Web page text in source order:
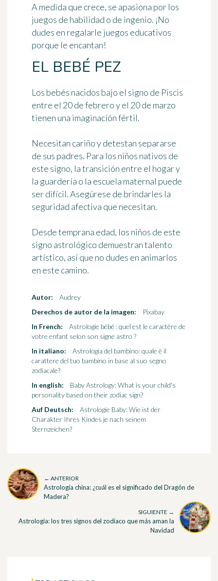
A medida que crece, se apasiona por los
juegos de habilidad o de ingenio. ¡No
dudes en regalarle juegos educativos
porque le encantan!
EL BEBÉ PEZ
Los bebés nacidos bajo el signo de Piscis
entre el 20 de febrero y el 20 de marzo
tienen una imaginación fértil.
Necesitan cariño y detestan separarse
de sus padres. Para los niños nativos de
este signo, la transición entre el hogar y
la guardería o la escuela maternal puede
ser difícil. Asegúrese de brindarles la
seguridad afectiva que necesitan.
Desde temprana edad, los niños de este
signo astrológico demuestran talento
artístico, así que no dudes en animarlos
en este camino.
Autor:
Audrey
Derechos de autor de la imagen:
Pixabay
In French:
Astrologie bébé : quel est le caractère de
votre enfant selon son signe astro ?
In italiano:
Astrologia del bambino: quale è il
carattere del tuo bambino in base al suo segno
zodiacale?
In english:
Baby Astrology: What is your child's
personality based on their zodiac sign?
Auf Deutsch:
Astrologie Baby: Wie ist der
Charakter Ihres Kindes je nach seinem
Sternzeichen?
← ANTERIOR
Astrología china: ¿cuál es el significado del Dragón de
Madera?
SIGUIENTE →
Astrología: los tres signos del zodiaco que más aman la
Navidad